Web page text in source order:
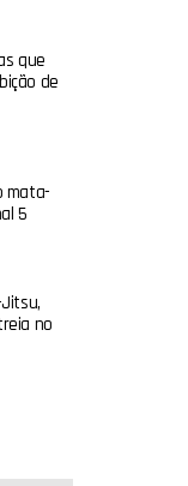
que
de
mata-
5
no